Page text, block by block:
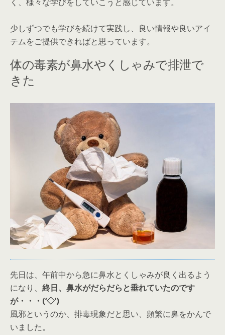
少しずつでも学びを続けて実践し、良い情報や良いアイ
テムをご提供できればと思っています。
体の毒素が鼻水やくしゃみで排泄で
きた
先日は、午前中から急に鼻水とくしゃみが良く出るよう
になり、 終日、鼻水がだらだらと垂れていたのです
が・・・(‘◇’)ゞ
風邪というのか、排毒現象だと思い、頻繁に鼻をかんで
いました。